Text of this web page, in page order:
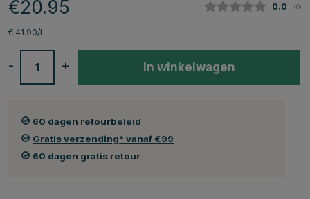
€20.95 0.0 (0)
€ 41.90/l
+
- In winkelwagen
60 dagen retourbeleid
Gratis verzending* vanaf €99
60 dagen gratis retour